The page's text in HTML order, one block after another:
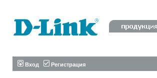
Вход Регистрация